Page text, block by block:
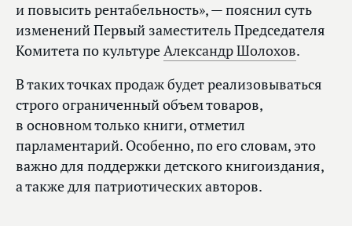
и повысить рентабельность», — пояснил суть
изменений Первый заместитель Председателя
Комитета по культуреАлександр Шолохов.
В таких точках продаж будет реализовываться
строго ограниченный объем товаров,
в основном только книги, отметил
парламентарий. Особенно, по его словам, это
важно для поддержки детского книгоиздания,
а также для патриотических авторов.